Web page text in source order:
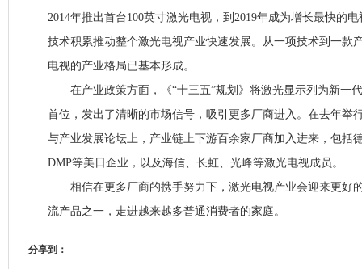
2014年推出首台100英寸激光电视，到2019年成为增长最快的
技术积累推动整个激光电视产业快速发展。从一项技术到一款
电视的产业格局已基本形成。
在产业政策方面，《“十三五”规划》将激光显示列为新一
首位，发出了清晰的市场信号，吸引更多厂商进入。在去年举
与产业发展论坛上，产业链上下游百余家厂商加入进来，包括
DMP等美日企业，以及海信、长虹、光峰等激光电视成员。
相信在更多厂商的携手努力下，激光电视产业会迎来更好
流产品之一，走进越来越多普通消费者的家庭。
分享到：